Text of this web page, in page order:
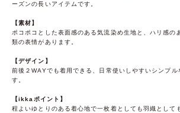
ーズンの長いアイテムです。
【素材】
ポコポコとした表面感のある気流染め生地と、ハリ感の
類の表情があります。
【デザイン】
前後２WAYでも着用できる、日常使いしやすいシンプ
す。
【ikkaポイント】
程よいゆとりのある着心地で一枚着としても羽織として